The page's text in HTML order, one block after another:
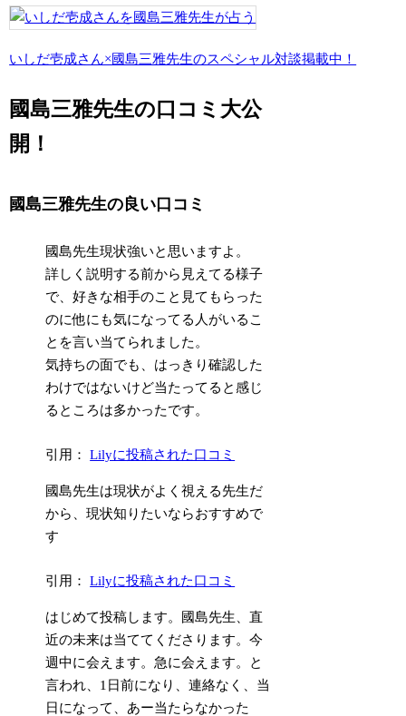
いしだ壱成さん×國島三雅先生のスペシャル対談掲載中！
國島三雅先生の口コミ大公
開！
國島三雅先生の良い口コミ
國島先生現状強いと思いますよ。
詳しく説明する前から見えてる様子
で、好きな相手のこと見てもらった
のに他にも気になってる人がいるこ
とを言い当てられました。
気持ちの面でも、はっきり確認した
わけではないけど当たってると感じ
るところは多かったです。
引用：Lilyに投稿された口コミ
國島先生は現状がよく視える先生だ
から、現状知りたいならおすすめで
す
引用：Lilyに投稿された口コミ
はじめて投稿します。國島先生、直
近の未来は当ててくださります。今
週中に会えます。急に会えます。と
言われ、1日前になり、連絡なく、当
日になって、あー当たらなかった